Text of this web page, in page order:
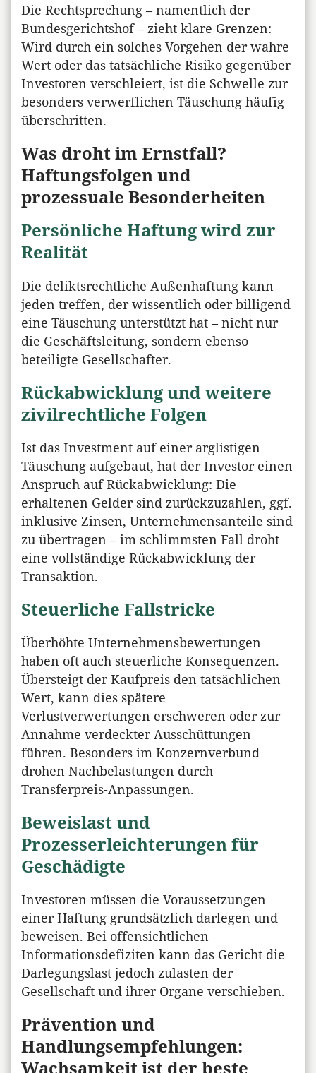
Die Rechtsprechung – namentlich der
Bundesgerichtshof – zieht klare Grenzen:
Wird durch ein solches Vorgehen der wahre
Wert oder das tatsächliche Risiko gegenüber
Investoren verschleiert, ist die Schwelle zur
besonders verwerflichen Täuschung häufig
überschritten.
Was droht im Ernstfall?
Haftungsfolgen und
prozessuale Besonderheiten
Persönliche Haftung wird zur
Realität
Die deliktsrechtliche Außenhaftung kann
jeden treffen, der wissentlich oder billigend
eine Täuschung unterstützt hat – nicht nur
die Geschäftsleitung, sondern ebenso
beteiligte Gesellschafter.
Rückabwicklung und weitere
zivilrechtliche Folgen
Ist das Investment auf einer arglistigen
Täuschung aufgebaut, hat der Investor einen
Anspruch auf Rückabwicklung: Die
erhaltenen Gelder sind zurückzuzahlen, ggf.
inklusive Zinsen, Unternehmensanteile sind
zu übertragen – im schlimmsten Fall droht
eine vollständige Rückabwicklung der
Transaktion.
Steuerliche Fallstricke
Überhöhte Unternehmensbewertungen
haben oft auch steuerliche Konsequenzen.
Übersteigt der Kaufpreis den tatsächlichen
Wert, kann dies spätere
Verlustverwertungen erschweren oder zur
Annahme verdeckter Ausschüttungen
führen. Besonders im Konzernverbund
drohen Nachbelastungen durch
Transferpreis-Anpassungen.
Beweislast und
Prozesserleichterungen für
Geschädigte
Investoren müssen die Voraussetzungen
einer Haftung grundsätzlich darlegen und
beweisen. Bei offensichtlichen
Informationsdefiziten kann das Gericht die
Darlegungslast jedoch zulasten der
Gesellschaft und ihrer Organe verschieben.
Prävention und
Handlungsempfehlungen:
Wachsamkeit ist der beste